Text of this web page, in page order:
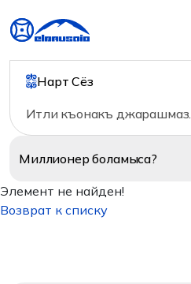
Нарт Сёз
Итли къонакъ джарашмаз.
Миллионерболамыса?
Элемент не найден!
Возврат к списку